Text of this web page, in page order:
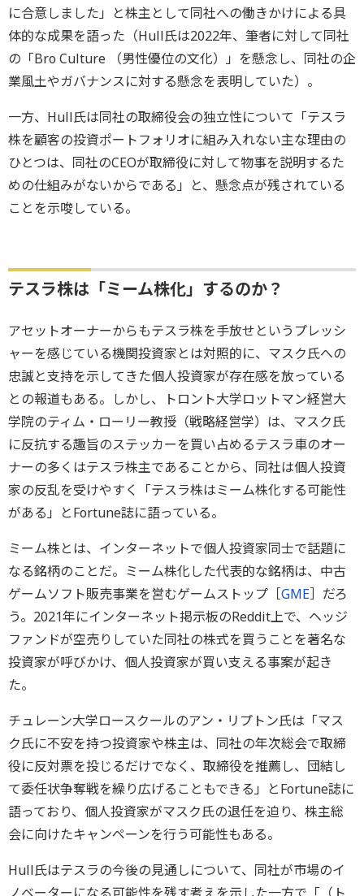
に合意しました」と株主として同社への働きかけによる具
体的な成果を語った（Hull氏は2022年、筆者に対して同社
の「Bro Culture （男性優位の文化）」を懸念し、同社の企
業風土やガバナンスに対する懸念を表明していた）。
一方、Hull氏は同社の取締役会の独立性について「テスラ
株を顧客の投資ポートフォリオに組み入れない主な理由の
ひとつは、同社のCEOが取締役に対して物事を説明するた
めの仕組みがないからである」と、懸念点が残されている
ことを示唆している。
テスラ株は「ミーム株化」するのか？
アセットオーナーからもテスラ株を手放せというプレッシ
ャーを感じている機関投資家とは対照的に、マスク氏への
忠誠と支持を示してきた個人投資家が存在感を放っている
との報道もある。しかし、トロント大学ロットマン経営大
学院のティム・ローリー教授（戦略経営学）は、マスク氏
に反抗する趣旨のステッカーを買い占めるテスラ車のオー
ナーの多くはテスラ株主であることから、同社は個人投資
家の反乱を受けやすく「テスラ株はミーム株化する可能性
がある」とFortune誌に語っている。
ミーム株とは、インターネットで個人投資家同士で話題に
なる銘柄のことだ。ミーム株化した代表的な銘柄は、中古
ゲームソフト販売事業を営むゲームストップ［GME］だろ
う。2021年にインターネット掲示板のReddit上で、ヘッジ
ファンドが空売りしていた同社の株式を買うことを著名な
投資家が呼びかけ、個人投資家が買い支える事案が起き
た。
チュレーン大学ロースクールのアン・リプトン氏は「マス
ク氏に不安を持つ投資家や株主は、同社の年次総会で取締
役に反対票を投じるだけでなく、取締役を推薦し、団結し
て委任状争奪戦を繰り広げることもできる」とFortune誌に
語っており、個人投資家がマスク氏の退任を迫り、株主総
会に向けたキャンペーンを行う可能性もある。
Hull氏はテスラの今後の見通しについて、同社が市場のイ
ノベーターになる可能性を残す考えを示した一方で「（ト